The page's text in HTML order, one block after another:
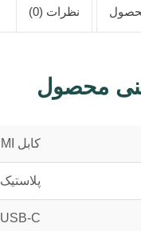
نظرات (0)
محصول
کابل HDMI
پلاستیک
USB-C